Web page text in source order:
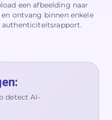
een afbeelding naar
ontvang binnen enkele
authenticiteitsrapport.
detect AI-